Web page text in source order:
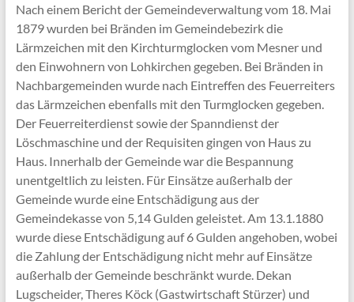
Nach einem Bericht der Gemeindeverwaltung vom 18. Mai
1879 wurden bei Bränden im Gemeindebezirk die
Lärmzeichen mit den Kirchturmglocken vom Mesner und
den Einwohnern von Lohkirchen gegeben. Bei Bränden in
Nachbargemeinden wurde nach Eintreffen des Feuerreiters
das Lärmzeichen ebenfalls mit den Turmglocken gegeben.
Der Feuerreiterdienst sowie der Spanndienst der
Löschmaschine und der Requisiten gingen von Haus zu
Haus. Innerhalb der Gemeinde war die Bespannung
unentgeltlich zu leisten. Für Einsätze außerhalb der
Gemeinde wurde eine Entschädigung aus der
Gemeindekasse von 5,14 Gulden geleistet. Am 13.1.1880
wurde diese Entschädigung auf 6 Gulden angehoben, wobei
die Zahlung der Entschädigung nicht mehr auf Einsätze
außerhalb der Gemeinde beschränkt wurde. Dekan
Lugscheider, Theres Köck (Gastwirtschaft Stürzer) und